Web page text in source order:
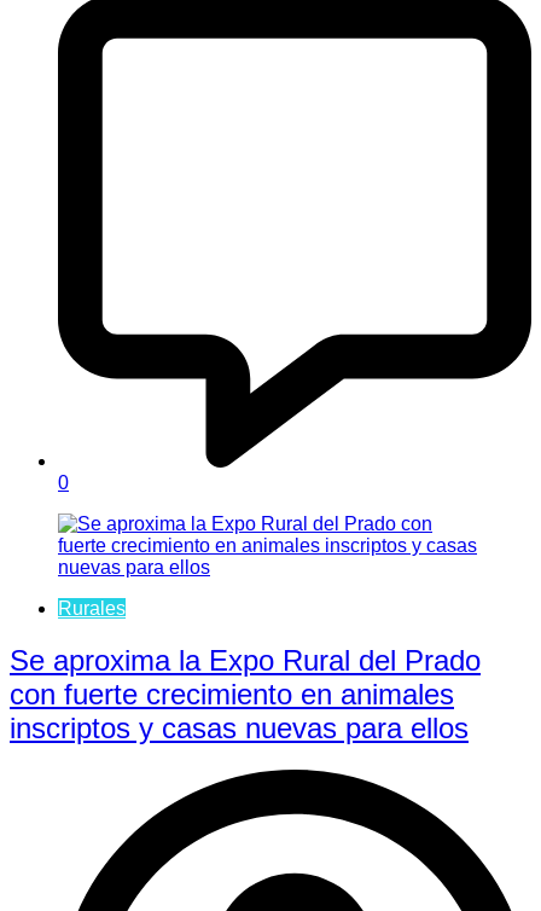
0
Rurales
Se aproxima la Expo Rural del Prado
con fuerte crecimiento en animales
inscriptos y casas nuevas para ellos